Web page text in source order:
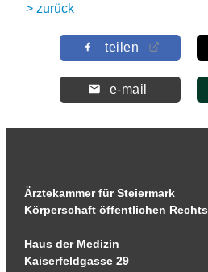
> zurück
teilen
e-mail
Ärztekammer für Steiermark
Körperschaft öffentlichen Rechts
Haus der Medizin
Kaiserfeldgasse 29